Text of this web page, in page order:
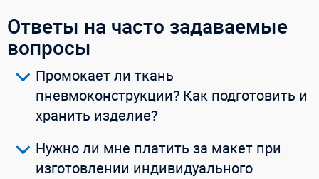
Ответы на часто задаваемые
вопросы
Промокает ли ткань
пневмоконструкции? Как подготовить и
хранить изделие?
Нужно ли мне платить за макет при
изготовлении индивидуального